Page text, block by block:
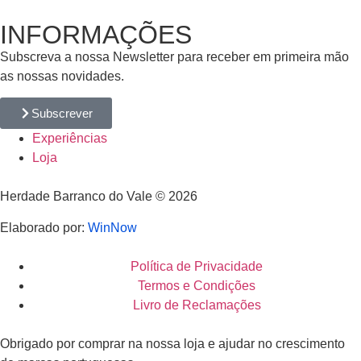
INFORMAÇÕES
Subscreva a nossa Newsletter para receber em primeira mão
as nossas novidades.
Subscrever
Experiências
Loja
Herdade Barranco do Vale © 2026
Elaborado por: WinNow
Política de Privacidade
Termos e Condições
Livro de Reclamações
Obrigado por comprar na nossa loja e ajudar no crescimento